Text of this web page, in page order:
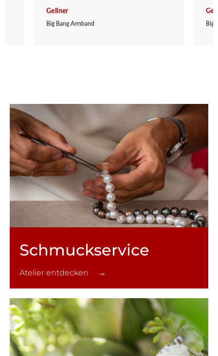
Gellner
Big Bang Armband Big
Schmuck­service
Atelier entdecken →